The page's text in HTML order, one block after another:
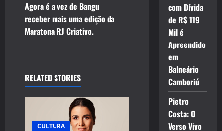
n
a
i
g
Agora é a vez de Bangu
receber mais uma edição da
Maratona RJ Criativo.
RELATED STORIES
CULTURA
com Dívida
de R$ 119
Mil é
Apreendido
em
Balneário
Camboriú
Pietro
Costa: O
Verso Vivo